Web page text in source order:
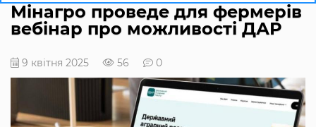
Мінагро проведе для фермерів
вебінар про можливості ДАР
9 квітня 2025 56 0